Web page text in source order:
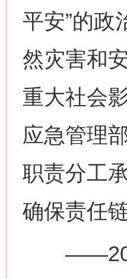
平安”的政
然灾害和
重大社会
应急管理
职责分工
确保责任
——2019